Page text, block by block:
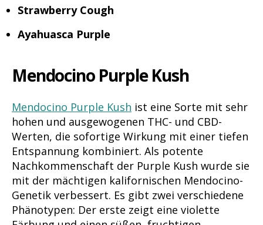
Strawberry Cough
Ayahuasca Purple
Mendocino Purple Kush
Mendocino Purple Kush ist eine Sorte mit sehr
hohen und ausgewogenen THC- und CBD-
Werten, die sofortige Wirkung mit einer tiefen
Entspannung kombiniert. Als potente
Nachkommenschaft der Purple Kush wurde sie
mit der mächtigen kalifornischen Mendocino-
Genetik verbessert. Es gibt zwei verschiedene
Phänotypen: Der erste zeigt eine violette